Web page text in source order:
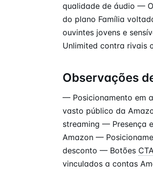
qualidade de áudio —
do plano Família
ouvintes jovens e
Unlimited contra rivais
Observações
— Posicionamento em
vasto público da
streaming — Presença
Amazon —
desconto — Botões CTA
vinculados a contas